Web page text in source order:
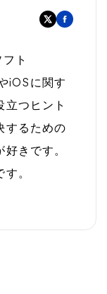
ト
iOSに関す
立つヒント
するための
きです。
。